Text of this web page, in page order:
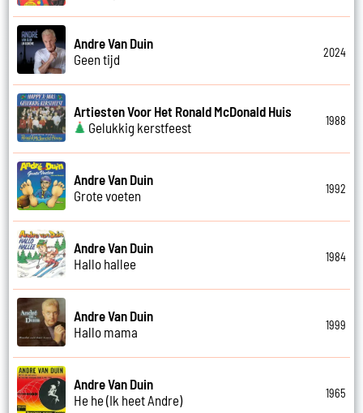
Andre Van Duin
Geen tijd
2024
Artiesten Voor Het Ronald McDonald Huis
Gelukkig kerstfeest
1988
Andre Van Duin
Grote voeten
1992
Andre Van Duin
Hallo hallee
1984
Andre Van Duin
Hallo mama
1999
Andre Van Duin
He he (Ik heet Andre)
1965